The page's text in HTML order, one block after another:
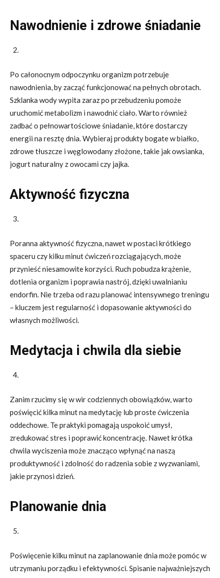
Nawodnienie i zdrowe śniadanie
Po całonocnym odpoczynku organizm potrzebuje
nawodnienia, by zacząć funkcjonować na pełnych obrotach.
Szklanka wody wypita zaraz po przebudzeniu pomoże
uruchomić metabolizm i nawodnić ciało. Warto również
zadbać o pełnowartościowe śniadanie, które dostarczy
energii na resztę dnia. Wybieraj produkty bogate w białko,
zdrowe tłuszcze i węglowodany złożone, takie jak owsianka,
jogurt naturalny z owocami czy jajka.
Aktywność fizyczna
Poranna aktywność fizyczna, nawet w postaci krótkiego
spaceru czy kilku minut ćwiczeń rozciągających, może
przynieść niesamowite korzyści. Ruch pobudza krążenie,
dotlenia organizm i poprawia nastrój, dzięki uwalnianiu
endorfin. Nie trzeba od razu planować intensywnego treningu
– kluczem jest regularność i dopasowanie aktywności do
własnych możliwości.
Medytacja i chwila dla siebie
Zanim rzucimy się w wir codziennych obowiązków, warto
poświęcić kilka minut na medytację lub proste ćwiczenia
oddechowe. Te praktyki pomagają uspokoić umysł,
zredukować stres i poprawić koncentrację. Nawet krótka
chwila wyciszenia może znacząco wpłynąć na naszą
produktywność i zdolność do radzenia sobie z wyzwaniami,
jakie przynosi dzień.
Planowanie dnia
Poświęcenie kilku minut na zaplanowanie dnia może pomóc w
utrzymaniu porządku i efektywności. Spisanie najważniejszych